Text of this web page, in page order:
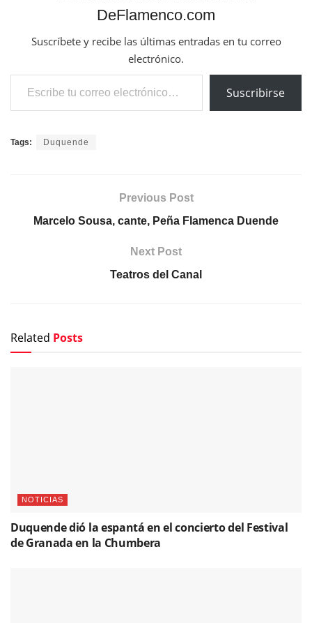
DeFlamenco.com
Suscríbete y recibe las últimas entradas en tu correo
electrónico.
Escribe tu correo electrónico…
Suscribirse
Tags: Duquende
Previous Post
Marcelo Sousa, cante, Peña Flamenca Duende
Next Post
Teatros del Canal
Related Posts
NOTICIAS
Duquende dió la espantá en el concierto del Festival
de Granada en la Chumbera